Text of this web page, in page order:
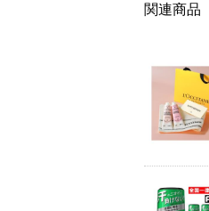
関連商品